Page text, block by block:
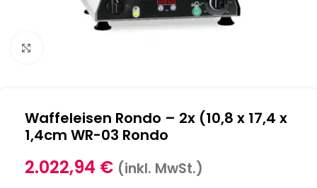
Waffeleisen Rondo – 2x (10,8 x 17,4 x
1,4cm WR-03 Rondo
2.022,94 € (inkl. MwSt.)